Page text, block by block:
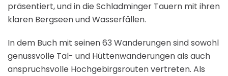
präsentiert, und in die Schladminger Tauern mit ihren
klaren Bergseen und Wasserfällen.
In dem Buch mit seinen 63 Wanderungen sind sowohl
genussvolle Tal- und Hüttenwanderungen als auch
anspruchsvolle Hochgebirgsrouten vertreten. Als